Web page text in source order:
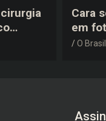
a
Cara
em
vira
O